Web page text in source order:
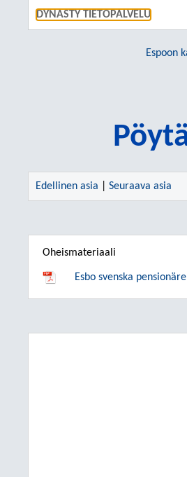
DYNASTY TIETOPALVELU
Espoon
Edellinen asia Seuraava asia
Oheismateriaali
Esbo svenska